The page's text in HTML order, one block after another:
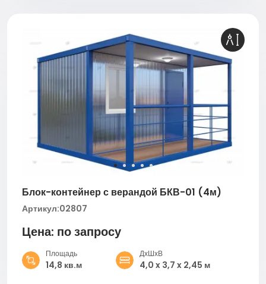
Блок-контейнер с верандой БКВ-01 (4м)
Артикул:02807
Цена: по запросу
Площадь
14,8 кв.м
ДхШхВ
4,0 x 3,7 x 2,45 м